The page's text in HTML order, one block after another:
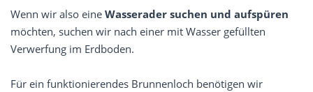
Wenn wir also eine Wasserader suchen und aufspüren
möchten, suchen wir nach einer mit Wasser gefüllten
Verwerfung im Erdboden.
Für ein funktionierendes Brunnenloch benötigen wir